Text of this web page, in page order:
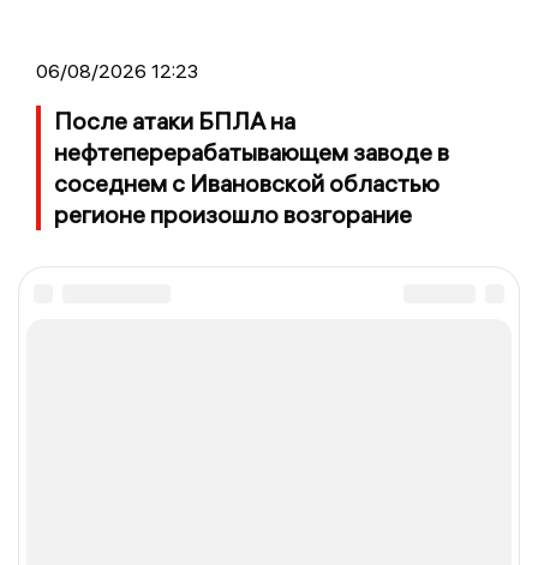
06/08/2026 12:23
После атаки БПЛА на
нефтеперерабатывающем заводе в
соседнем с Ивановской областью
регионе произошло возгорание